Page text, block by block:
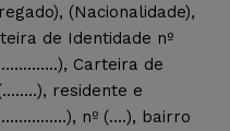
(Nacionalidade),
de Identidade nº
Carteira de
residente e
nº (….), bairro